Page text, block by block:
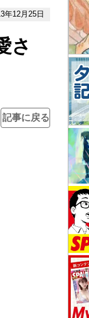
年12月25日
さ
記事に戻る